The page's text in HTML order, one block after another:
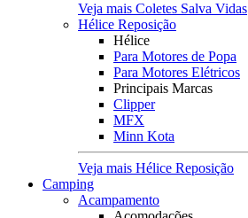
Veja mais Coletes Salva Vidas
Hélice Reposição
Hélice
Para Motores de Popa
Para Motores Elétricos
Principais Marcas
Clipper
MFX
Minn Kota
Veja mais Hélice Reposição
Camping
Acampamento